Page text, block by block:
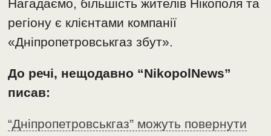
Нагадаємо, більшість жителів Нікополя та
регіону є клієнтами компанії
«Дніпропетровськгаз збут».
До речі, нещодавно “NikopolNews”
писав:
“Дніпропетровськгаз” можуть повернути